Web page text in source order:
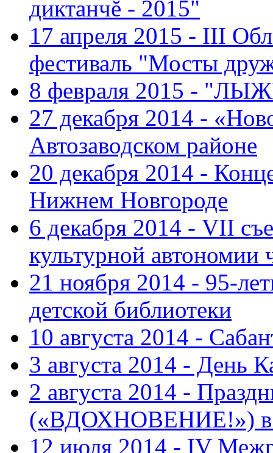
диктанчĕ - 2015"
17 апреля 2015 - III
фестиваль "Мосты
8 февраля 2015 -
27 декабря 2014 -
Автозаводском районе
20 декабря 2014 -
Нижнем Новгороде
6 декабря 2014 - VII
культурной автономии
21 ноября 2014 - 95-
детской библиотеки
10 августа 2014 -
3 августа 2014 - День
2 августа 2014 -
(«ВДОХНОВЕНИЕ!») в
12 июля 2014 - IV